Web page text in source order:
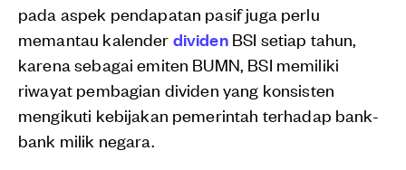
pada aspek pendapatan pasif juga perlu
memantau kalender dividenBSI setiap tahun,
karena sebagai emiten BUMN, BSI memiliki
riwayat pembagian dividen yang konsisten
mengikuti kebijakan pemerintah terhadap bank-
bank milik negara.